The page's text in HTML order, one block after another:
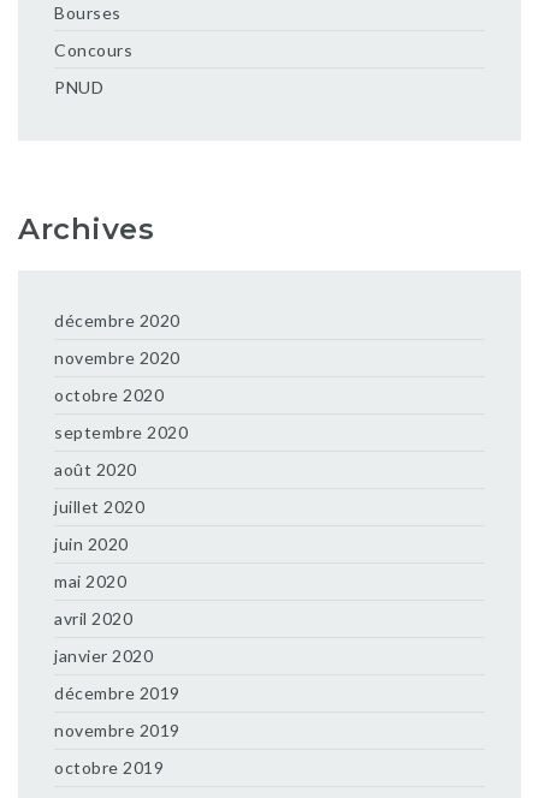
Bourses
Concours
PNUD
Archives
décembre 2020
novembre 2020
octobre 2020
septembre 2020
août 2020
juillet 2020
juin 2020
mai 2020
avril 2020
janvier 2020
décembre 2019
novembre 2019
octobre 2019